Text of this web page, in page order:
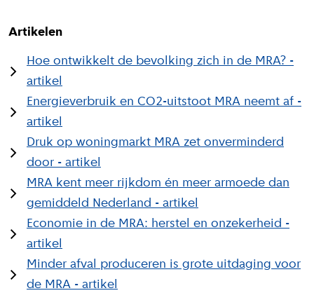
Artikelen
Hoe ontwikkelt de bevolking zich in de MRA? -
artikel
Energieverbruik en CO2-uitstoot MRA neemt af -
artikel
Druk op woningmarkt MRA zet onverminderd
door - artikel
MRA kent meer rijkdom én meer armoede dan
gemiddeld Nederland - artikel
Economie in de MRA: herstel en onzekerheid -
artikel
Minder afval produceren is grote uitdaging voor
de MRA - artikel